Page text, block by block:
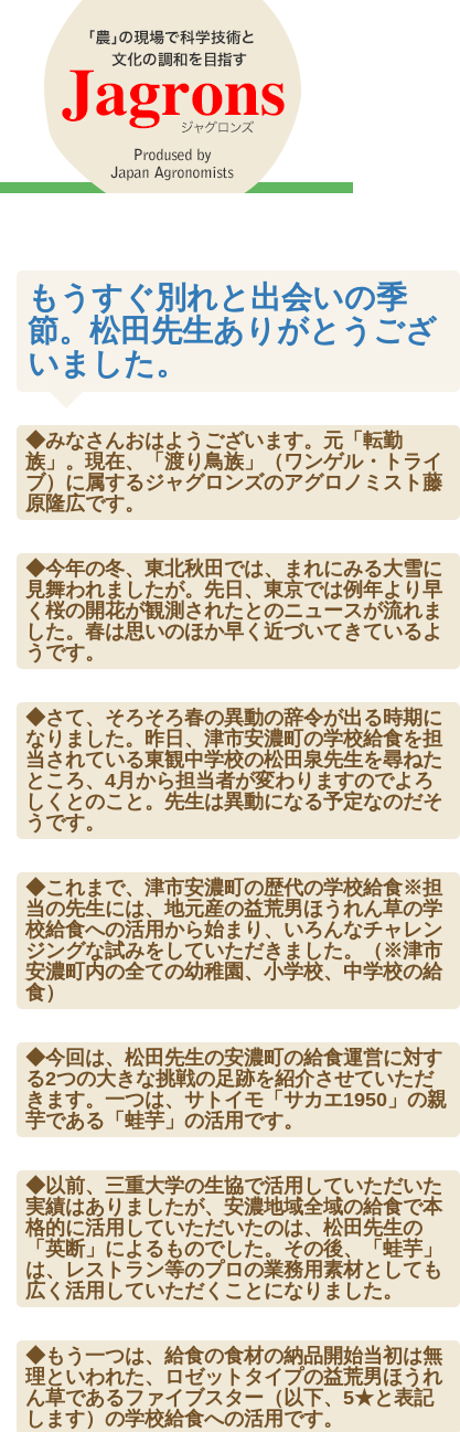
もうすぐ別れと出会いの季
節。松田先生ありがとうござ
いました。
◆みなさんおはようございます。元「転勤
族」。現在、「渡り鳥族」（ワンゲル・トライ
ブ）に属するジャグロンズのアグロノミスト藤
原隆広です。
◆今年の冬、東北秋田では、まれにみる大雪に
見舞われましたが。先日、東京では例年より早
く桜の開花が観測されたとのニュースが流れま
した。春は思いのほか早く近づいてきているよ
うです。
◆さて、そろそろ春の異動の辞令が出る時期に
なりました。昨日、津市安濃町の学校給食を担
当されている東観中学校の松田泉先生を尋ねた
ところ、4月から担当者が変わりますのでよろ
しくとのこと。先生は異動になる予定なのだそ
うです。
◆これまで、津市安濃町の歴代の学校給食※担
当の先生には、地元産の益荒男ほうれん草の学
校給食への活用から始まり、いろんなチャレン
ジングな試みをしていただきました。（※津市
安濃町内の全ての幼稚園、小学校、中学校の給
食）
◆今回は、松田先生の安濃町の給食運営に対す
る2つの大きな挑戦の足跡を紹介させていただ
きます。一つは、サトイモ「サカエ1950」の親
芋である「蛙芋」の活用です。
◆以前、三重大学の生協で活用していただいた
実績はありましたが、安濃地域全域の給食で本
格的に活用していただいたのは、松田先生の
「英断」によるものでした。その後、「蛙芋」
は、レストラン等のプロの業務用素材としても
広く活用していただくことになりました。
◆もう一つは、給食の食材の納品開始当初は無
理といわれた、ロゼットタイプの益荒男ほうれ
ん草であるファイブスター（以下、5★と表記
します）の学校給食への活用です。